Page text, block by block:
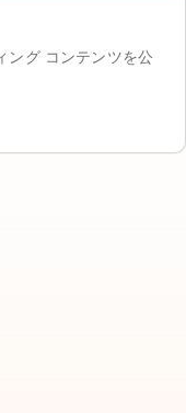
ング コンテンツを公